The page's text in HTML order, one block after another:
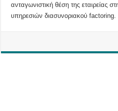
ανταγωνιστική θέση της εταιρείας
υπηρεσιών διασυνοριακού factoring.